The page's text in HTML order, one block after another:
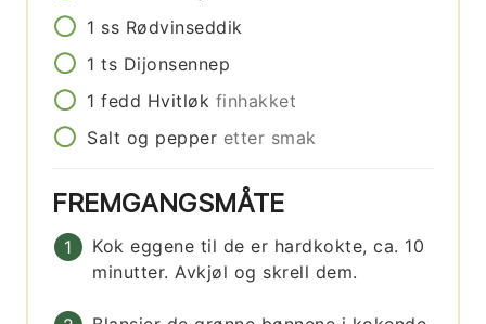
1 ss Rødvinseddik
1 ts Dijonsennep
1 fedd Hvitløk finhakket
Salt og pepper etter smak
FREMGANGSMÅTE
Kok eggene til de er hardkokte, ca. 10
minutter. Avkjøl og skrell dem.